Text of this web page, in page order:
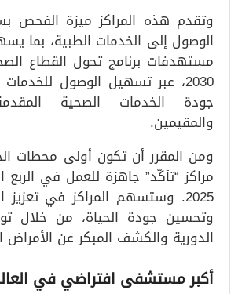
وتقدم هذه المراكز ميزة الفحص
الوصول إلى الخدمات الطبية، بما
مستهدفات برنامج تحول القطاع
2030، عبر تسهيل الوصول
جودة الخدمات الصحية
والمقيمين.
ومن المقرر أن تكون أولى محطات
مراكز “تأكّد” جاهزة للعمل في الربع
2025. وستسهم المراكز في تعزيز
وتحسين جودة الحياة، من خلال
الدورية والكشف المبكر عن الأمراض
أكبر مستشفى افتراضي في